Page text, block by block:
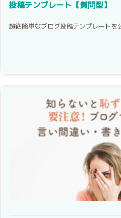
投稿テンプレート【質問型】
超絶簡単なブログ投稿テンプレートを